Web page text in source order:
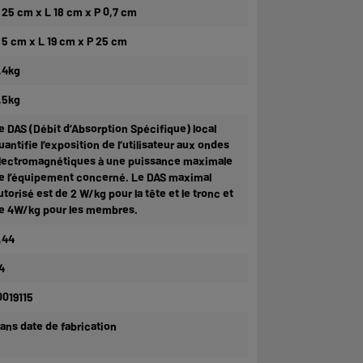
25 cm x L 18 cm x P 0,7 cm
5 cm x L 19 cm x P 25 cm
DAS (Débit d’Absorption Spécifique) local
l’exposition de l’utilisateur aux ondes
à une puissance maximale
l’équipement concerné. Le DAS maximal
est de 2 W/kg pour la tête et le tronc et
4W/kg pour les membres.
date de fabrication